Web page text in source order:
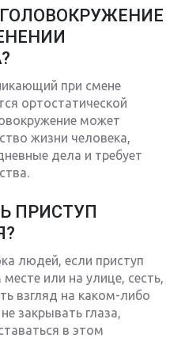
при смене
ортостатической
может
жизни человека,
дела и требует
ПРИСТУП
людей, если приступ
или на улице, сесть,
взгляд на каком-либо
закрывать глаза,
в этом